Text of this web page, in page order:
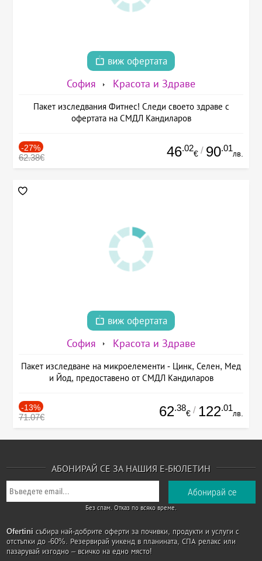
виж офертата
София Красота и Здраве
Пакет изследвания Фитнес! Следи своето здраве с
офертата на СМДЛ Кандиларов
-27%
62.38€ 46.02
€ / 90.01
лв.
виж офертата
София Красота и Здраве
Пакет изследване на микроелементи - Цинк, Селен, Мед
и Йод, предоставено от СМДЛ Кандиларов
-13%
71.07€ 62.38
€ / 122.01
лв.
АБОНИРАЙ СЕ ЗА НАШИЯ Е-БЮЛЕТИН
Без спам. Отказ по всяко време.
Ofertini събира най-добрите оферти за почивки, продукти и услуги с
отстъпки до -60%. Резервирай уикенд в планината, СПА релакс или
пазарувай изгодно – всичко на едно място!